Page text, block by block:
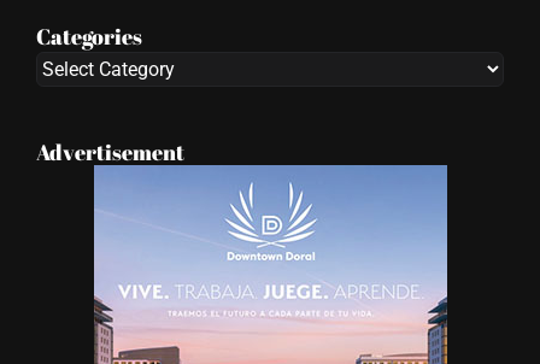
Categories
Categories
Advertisement